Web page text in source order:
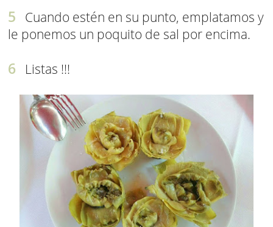
Cuando estén en su punto, emplatamos y
le ponemos un poquito de sal por encima.
Listas !!!